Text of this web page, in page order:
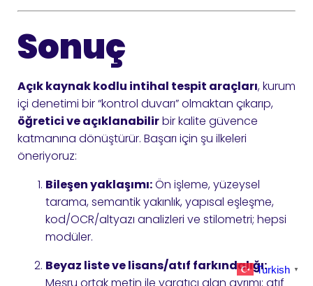
Sonuç
Açık kaynak kodlu intihal tespit araçları, kurum
içi denetimi bir “kontrol duvarı” olmaktan çıkarıp,
öğretici ve açıklanabilirbir kalite güvence
katmanına dönüştürür. Başarı için şu ilkeleri
öneriyoruz:
Bileşen yaklaşımı:Ön işleme, yüzeysel
tarama, semantik yakınlık, yapısal eşleşme,
kod/OCR/altyazı analizleri ve stilometri; hepsi
modüler.
Beyaz liste ve lisans/atıf farkındalığı:Turkish ▼